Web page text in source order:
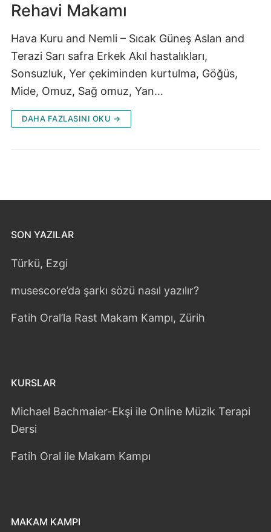
Rehavi Makamı
Hava Kuru and Nemli – Sıcak Güneş Aslan and
Terazi Sarı safra Erkek Akıl hastalıkları,
Sonsuzluk, Yer çekiminden kurtulma, Göğüs,
Mide, Omuz, Sağ omuz, Yan…
DAHA FAZLASINI OKU →
SON YAZILAR
Türkü, Ezgi
musescore’da şarkı sözü nasıl yazılır?
Fatih Oral’la Rast Makam Kampı, Zürih
KURSLAR
Michael Bachmaier-Ekşi ile Online Müzik Terapi
Dersi
Fatih Oral ile Makam Kampı
MAKAM KAMPI